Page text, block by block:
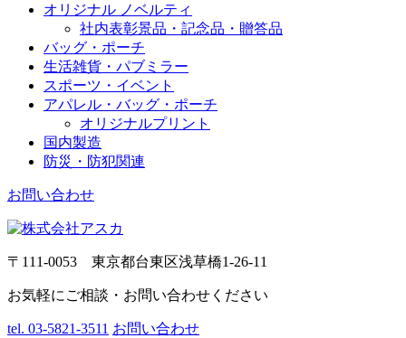
オリジナル ノベルティ
社内表彰景品・記念品・贈答品
バッグ・ポーチ
生活雑貨・パブミラー
スポーツ・イベント
アパレル・バッグ・ポーチ
オリジナルプリント
国内製造
防災・防犯関連
お問い合わせ
〒111-0053 東京都台東区浅草橋1-26-11
お気軽にご相談・お問い合わせください
tel. 03-5821-3511 お問い合わせ